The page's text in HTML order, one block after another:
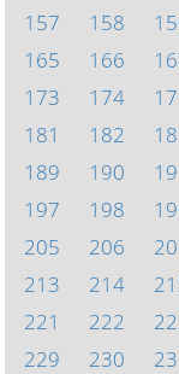
157
158
165
166
173
174
181
182
189
190
197
198
205
206
213
214
221
222
229
230